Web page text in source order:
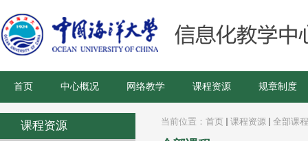
首页 中心概况 网络教学 课程资源 规章制度
课程资源 当前位置： 首页 课程资源 全部课程